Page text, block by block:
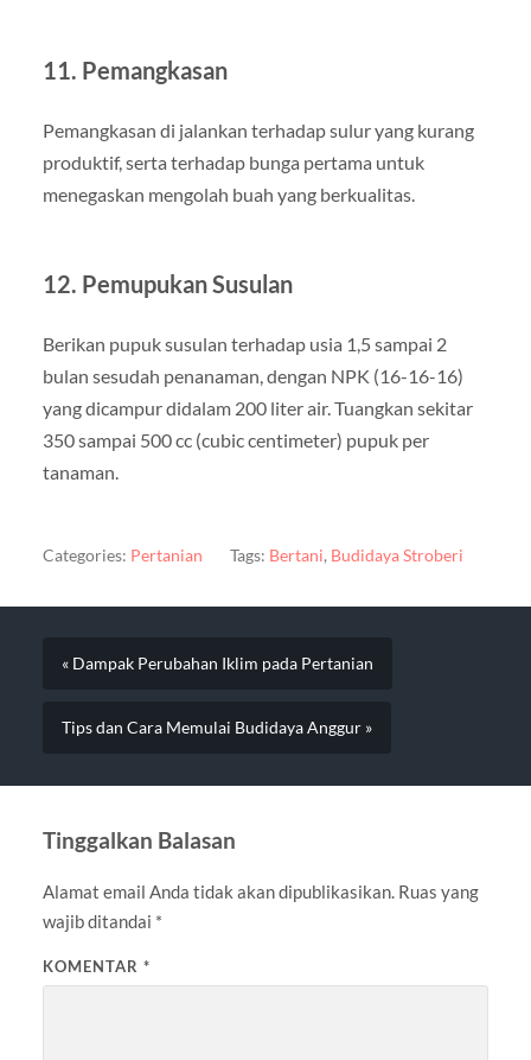
11. Pemangkasan
Pemangkasan di jalankan terhadap sulur yang kurang
produktif, serta terhadap bunga pertama untuk
menegaskan mengolah buah yang berkualitas.
12. Pemupukan Susulan
Berikan pupuk susulan terhadap usia 1,5 sampai 2
bulan sesudah penanaman, dengan NPK (16-16-16)
yang dicampur didalam 200 liter air. Tuangkan sekitar
350 sampai 500 cc (cubic centimeter) pupuk per
tanaman.
Categories: Pertanian Tags: Bertani, Budidaya Stroberi
« Dampak Perubahan Iklim pada Pertanian
Tips dan Cara Memulai Budidaya Anggur »
Tinggalkan Balasan
Alamat email Anda tidak akan dipublikasikan. Ruas yang
wajib ditandai *
KOMENTAR *